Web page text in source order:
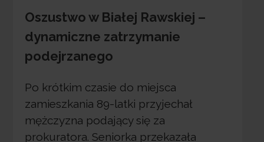
Oszustwo w Białej Rawskiej –
dynamiczne zatrzymanie
podejrzanego
Po krótkim czasie do miejsca
zamieszkania 89-latki przyjechał
mężczyzna podający się za
prokuratora. Seniorka przekazała